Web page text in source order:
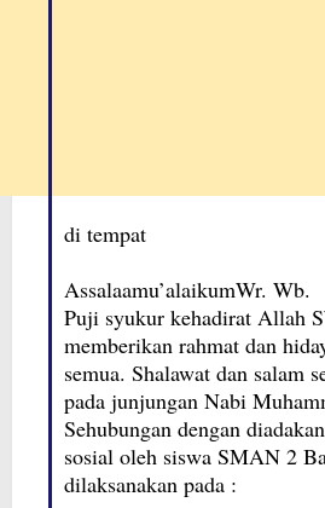
di tempat
Assalaamu’alaikumWr. Wb.
Puji syukur kehadirat Allah
memberikan rahmat dan
semua. Shalawat dan salam
pada junjungan Nabi
Sehubungan dengan
sosial oleh siswa SMAN 2
dilaksanakan pada :